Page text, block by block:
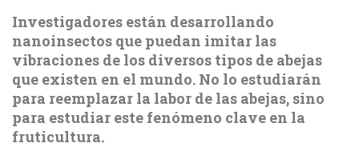
Investigadores están desarrollando
nanoinsectos que puedan imitar las
vibraciones de los diversos tipos de abejas
que existen en el mundo. No lo estudiarán
para reemplazar la labor de las abejas, sino
para estudiar este fenómeno clave en la
fruticultura.